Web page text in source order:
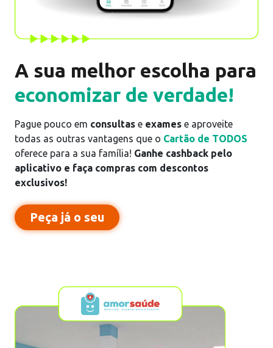
Pedir cartão
de cashback
Pedir cartão
A sua melhor escolha para
economizar de verdade!
Pague pouco em consultas e exames e aproveite
todas as outras vantagens que o Cartão de TODOS
oferece para a sua família! Ganhe cashback pelo
aplicativo e faça compras com descontos
exclusivos!
Peça já o seu